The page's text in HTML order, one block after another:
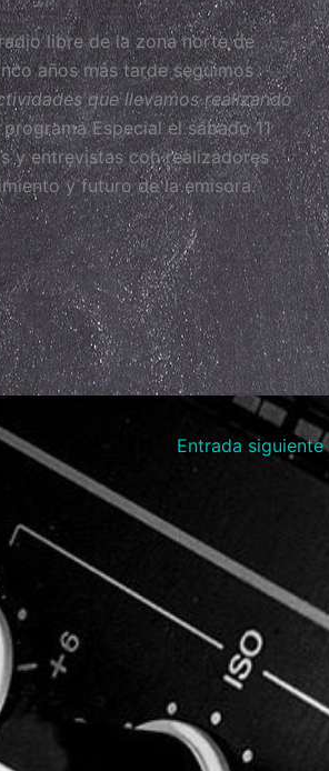
libre de la zona norte de
años más tarde seguimos
que llevamos realizando
Especial el sábado 11
y entrevistas con realizadores
y futuro de la emisora.
Entrada siguiente